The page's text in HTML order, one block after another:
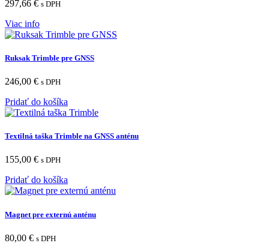
297,66 € s DPH
Viac info
Ruksak Trimble pre GNSS
246,00 € s DPH
Pridať do košíka
Textilná taška Trimble na GNSS anténu
155,00 € s DPH
Pridať do košíka
Magnet pre externú anténu
80,00 € s DPH